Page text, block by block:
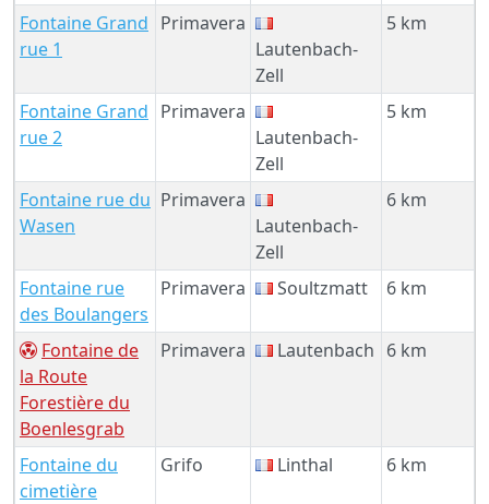
Fontaine Grand
rue 1
Primavera
Lautenbach-
Zell
5 km
Fontaine Grand
rue 2
Primavera
Lautenbach-
Zell
5 km
Fontaine rue du
Wasen
Primavera
Lautenbach-
Zell
6 km
Fontaine rue
des Boulangers
Primavera Soultzmatt 6 km
Fontaine de
la Route
Forestière du
Boenlesgrab
Primavera Lautenbach 6 km
Fontaine du
cimetière
Grifo Linthal 6 km